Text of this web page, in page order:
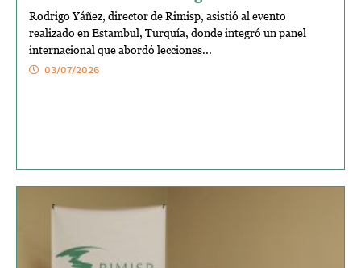
Rodrigo Yáñez, director de Rimisp, asistió al evento
realizado en Estambul, Turquía, donde integró un panel
internacional que abordó lecciones...
03/07/2026